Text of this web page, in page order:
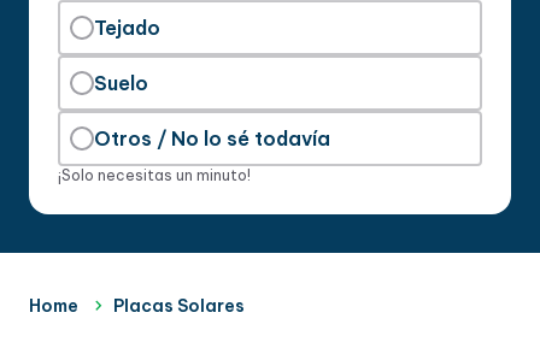
Tejado
Suelo
Otros / No lo sé todavía
¡Solo necesitas un minuto!
Home Placas Solares